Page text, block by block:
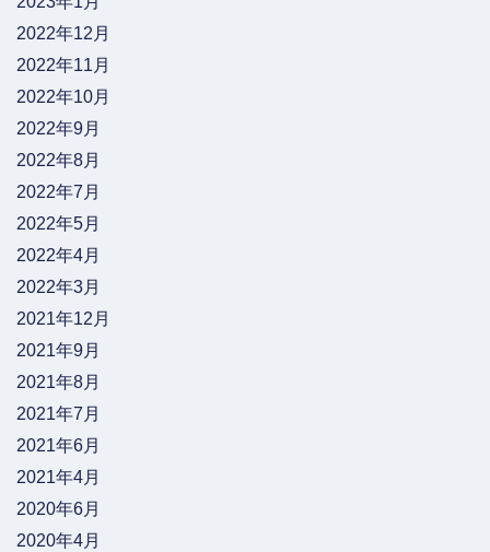
2022年12月
2022年11月
2022年10月
2022年9月
2022年8月
2022年7月
2022年5月
2022年4月
2022年3月
2021年12月
2021年9月
2021年8月
2021年7月
2021年6月
2021年4月
2020年6月
2020年4月